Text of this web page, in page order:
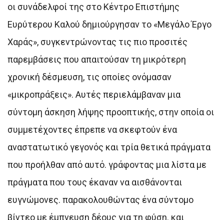
οι συνάδελφοί της στο Κέντρο Επιστήμης
Ευρύτερου Καλού δημιούργησαν το «Μεγάλο Έργο
Χαράς», συγκεντρώνοντας τις πιο προσιτές
παρεμβάσεις που απαιτούσαν τη μικρότερη
χρονική δέσμευση, τις οποίες ονόμασαν
«μικροπράξεις». Αυτές περιελάμβαναν μια
σύντομη άσκηση λήψης προοπτικής, στην οποία οι
συμμετέχοντες έπρεπε να σκεφτούν ένα
αναστατωτικό γεγονός και τρία θετικά πράγματα
που προήλθαν από αυτό. γράφοντας μια λίστα με
πράγματα που τους έκαναν να αισθάνονται
ευγνώμονες. παρακολουθώντας ένα σύντομο
βίντεο με έμπνευση δέους για τη φύση. και